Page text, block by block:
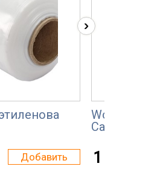
Добавить
Wood-Lab
Санторини
1 100 р.
›